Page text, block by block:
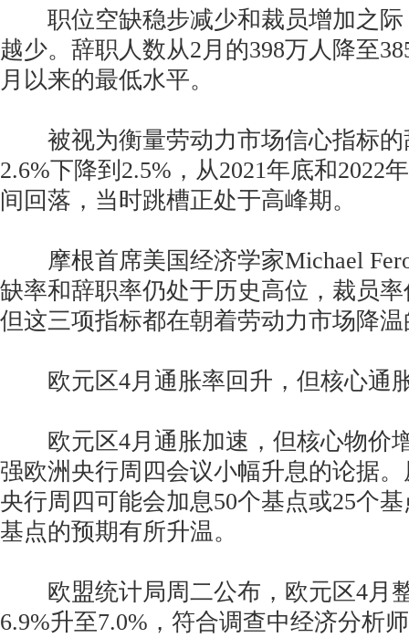
职位空缺稳步减少和裁员增加之际
越少。辞职人数从2月的398万人降至
月以来的最低水平。
被视为衡量劳动力市场信心指标的
2.6%下降到2.5%，从2021年底和2022
间回落，当时跳槽正处于高峰期。
摩根首席美国经济学家Michael
缺率和辞职率仍处于历史高位，裁员
但这三项指标都在朝着劳动力市场降
欧元区4月通胀率回升，但核心通
欧元区4月通胀加速，但核心物价
强欧洲央行周四会议小幅升息的论据
央行周四可能会加息50个基点或25个
基点的预期有所升温。
欧盟统计局周二公布，欧元区4月
6.9%升至7.0%，符合调查中经济分析